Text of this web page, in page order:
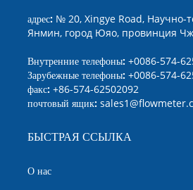
адрес: № 20, Xingye Road, Научно-
Янмин, город Юяо, провинция
Внутренние телефоны: +0086-574-
Зарубежные телефоны: +0086-574-
факс: +86-574-62502092
почтовый ящик:
БЫСТРАЯ ССЫЛКА
О нас